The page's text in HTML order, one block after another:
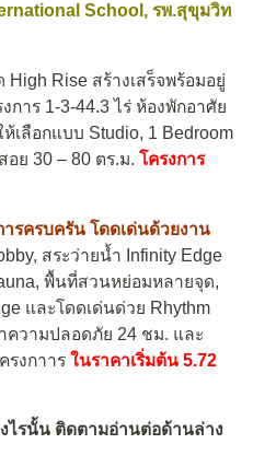
School, รพ.สุขุมวิท
High Rise สร้างเสร็จพร้อมอยู่
าร 1-3-44.3 ไร่ ห้องพักอาศัย
เลือกแบบ Studio, 1 Bedroom
ย 30 – 80 ตร.ม. โครงการ
รครบครัน โดดเด่นด้วยงาน
สระว่ายน้ำ Infinity Edge
พื้นที่สวนหย่อมหลายจุด,
และโดดเด่นด่วย Rhythm
ความปลอดภัย 24 ชม. และ
รงกาาร ในราคาเริ่มต้น 5.72
งไรนั้น ติดตามอ่านต่อด้านล่าง